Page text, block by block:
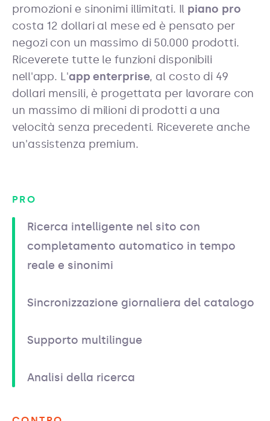
promozioni e sinonimi illimitati. Il piano pro
costa 12 dollari al mese ed è pensato per
negozi con un massimo di 50.000 prodotti.
Riceverete tutte le funzioni disponibili
nell'app. L'app enterprise, al costo di 49
dollari mensili, è progettata per lavorare con
un massimo di milioni di prodotti a una
velocità senza precedenti. Riceverete anche
un'assistenza premium.
PRO
Ricerca intelligente nel sito con
completamento automatico in tempo
reale e sinonimi
Sincronizzazione giornaliera del catalogo
Supporto multilingue
Analisi della ricerca